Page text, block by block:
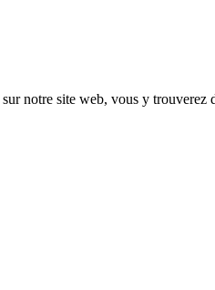
sur notre site web, vous y trouverez